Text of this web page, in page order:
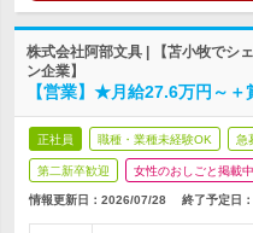
株式会社阿部文具 | 【苫小牧でシ
ン企業】
【営業】★月給27.6万円～
正社員 職種・業種未経験OK 急
第二新卒歓迎 女性のおしごと掲載中
情報更新日：2026/07/28 終了予定日：